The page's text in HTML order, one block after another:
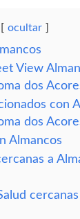
ocultar
View
dos
con
dos
Almancos
a